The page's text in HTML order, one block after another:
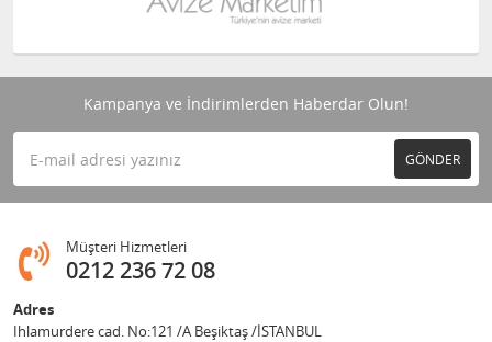
Kampanya ve İndirimlerden Haberdar Olun!
GÖNDER
Müşteri Hizmetleri
0212 236 72 08
Adres
Ihlamurdere cad. No:121 /A Beşiktaş /İSTANBUL